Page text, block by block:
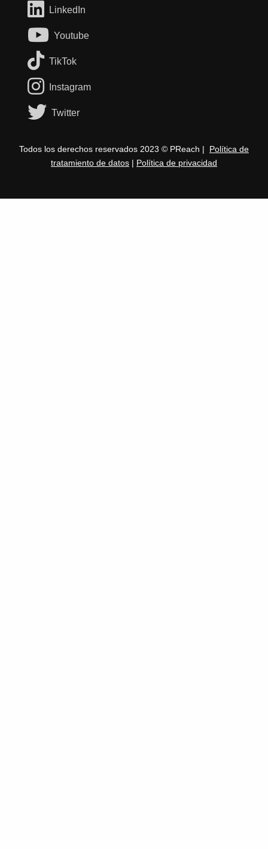
LinkedIn
Youtube
TikTok
Instagram
Twitter
Todos los derechos reservados 2023 © PReach | Política de
tratamiento de datos | Política de privacidad